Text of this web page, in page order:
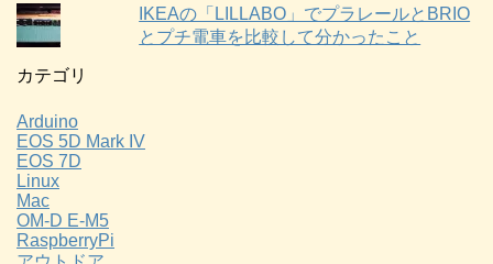
IKEAの「LILLABO」でプラレールとBRIO
とプチ電車を比較して分かったこと
カテゴリ
Arduino
EOS 5D Mark IV
EOS 7D
Linux
Mac
OM-D E-M5
RaspberryPi